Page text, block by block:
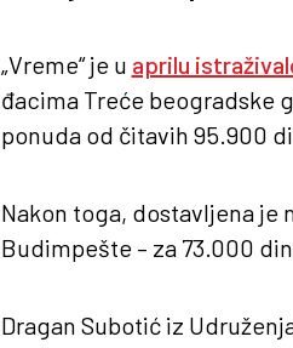
„Vreme“ je u aprilu
đacima Treće beogradske
ponuda od čitavih 95.900
Nakon toga, dostavljena je
Budimpešte – za 73.000
Dragan Subotić iz